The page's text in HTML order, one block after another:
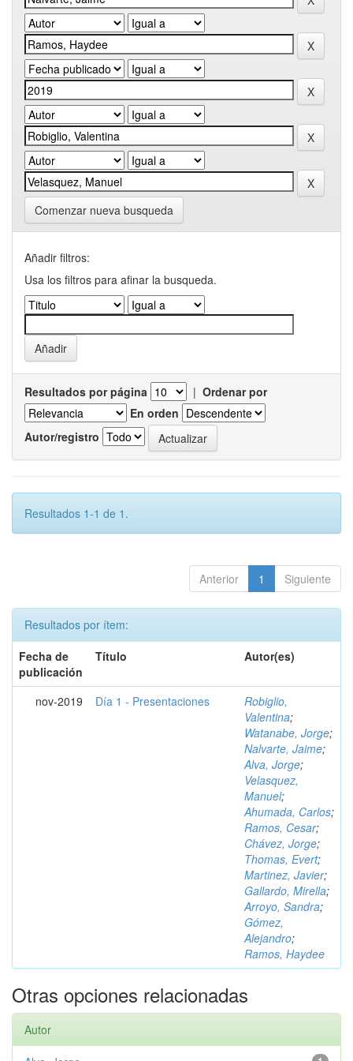
Comenzar nueva busqueda
Añadir filtros:
Usa los filtros para afinar la busqueda.
Resultados por página | Ordenar por
En orden
Autor/registro
Resultados 1-1 de 1.
Anterior 1 Siguiente
Resultados por ítem:
Fecha de
publicación
Título Autor(es)
nov-2019 Día 1 - Presentaciones
Robiglio,
Valentina;
Watanabe, Jorge;
Nalvarte, Jaime;
Alva, Jorge;
Velasquez,
Manuel;
Ahumada, Carlos;
Ramos, Cesar;
Chávez, Jorge;
Thomas, Evert;
Martinez, Javier;
Gallardo, Mirella;
Arroyo, Sandra;
Gómez,
Alejandro;
Ramos, Haydee
Otras opciones relacionadas
Autor